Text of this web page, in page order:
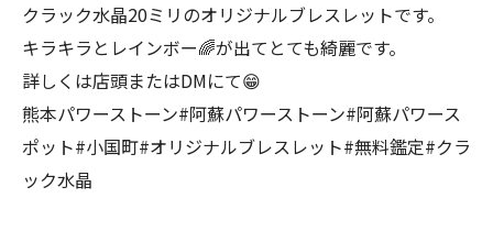
クラック水晶20ミリのオリジナルブレスレットです。
キラキラとレインボー🌈が出てとても綺麗です。
詳しくは店頭またはDMにて😁
熊本パワーストーン#阿蘇パワーストーン#阿蘇パワース
ポット#小国町#オリジナルブレスレット#無料鑑定#クラ
ック水晶